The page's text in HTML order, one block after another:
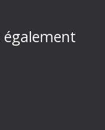
également